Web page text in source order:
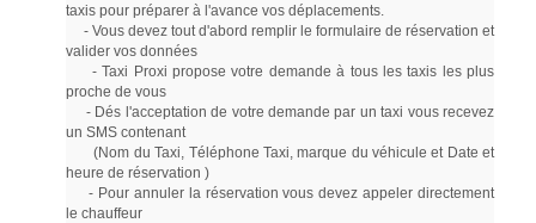
taxis pour préparer à l'avance vos déplacements.
- Vous devez tout d'abord remplir le formulaire de réservation et
valider vos données
- Taxi Proxi propose votre demande à tous les taxis les plus
proche de vous
- Dés l'acceptation de votre demande par un taxi vous recevez
un SMS contenant
(Nom du Taxi, Téléphone Taxi, marque du véhicule et Date et
heure de réservation )
- Pour annuler la réservation vous devez appeler directement
le chauffeur